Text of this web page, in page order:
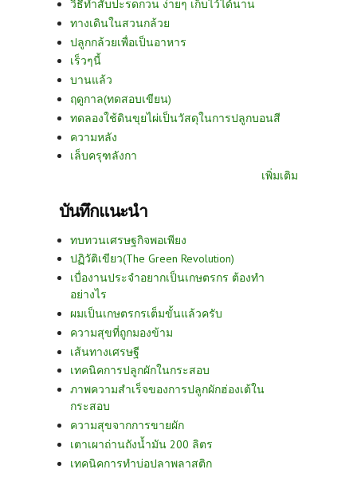
วิธีทำสับปะรดกวน ง่ายๆ เก็บไว้ได้นาน
ทางเดินในสวนกล้วย
ปลูกกล้วยเพื่อเป็นอาหาร
เร็วๆนี้
บานแล้ว
ฤดูกาล(ทดสอบเขียน)
ทดลองใช้ดินขุยไผ่เป็นวัสดุในการปลูกบอนสี
ความหลัง
เล็บครุฑลังกา
เพิ่มเติม
บันทึกแนะนำ
ทบทวนเศรษฐกิจพอเพียง
ปฏิวัติเขียว(The Green Revolution)
เบื่องานประจำอยากเป็นเกษตรกร ต้องทำ
อย่างไร
ผมเป็นเกษตรกรเต็มขั้นแล้วครับ
ความสุขที่ถูกมองข้าม
เส้นทางเศรษฐี
เทคนิคการปลูกผักในกระสอบ
ภาพความสำเร็จของการปลูกผักฮ่องเต้ใน
กระสอบ
ความสุขจากการขายผัก
เตาเผาถ่านถังน้ำมัน 200 ลิตร
เทคนิคการทำบ่อปลาพลาสติก